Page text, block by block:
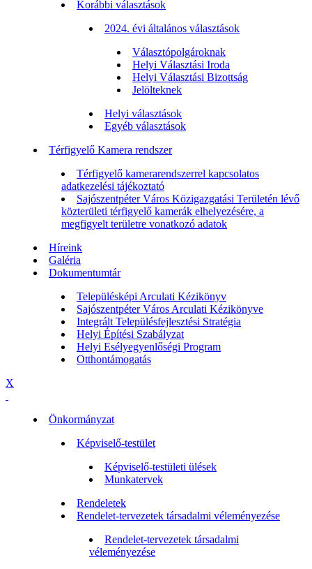
Korábbi választások
2024. évi általános választások
Választópolgároknak
Helyi Választási Iroda
Helyi Választási Bizottság
Jelölteknek
Helyi választások
Egyéb választások
Térfigyelő Kamera rendszer
Térfigyelő kamerarendszerrel kapcsolatos
adatkezelési tájékoztató
Sajószentpéter Város Közigazgatási Területén lévő
közterületi térfigyelő kamerák elhelyezésére, a
megfigyelt területre vonatkozó adatok
Híreink
Galéria
Dokumentumtár
Településképi Arculati Kézikönyv
Sajószentpéter Város Arculati Kézikönyve
Integrált Településfejlesztési Stratégia
Helyi Építési Szabályzat
Helyi Esélyegyenlőségi Program
Otthontámogatás
X
Önkormányzat
Képviselő-testület
Képviselő-testületi ülések
Munkatervek
Rendeletek
Rendelet-tervezetek társadalmi véleményezése
Rendelet-tervezetek társadalmi
véleményezése